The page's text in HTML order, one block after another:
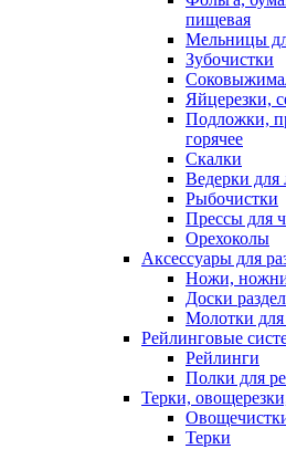
пищевая
Мельницы
Зубочистки
Яйцерезки,
Подложки,
горячее
Скалки
Ведерки для
Рыбочистки
Прессы для
Орехоколы
Аксессуары для
Ножи,
Доски
Молотки для
Рейлинговые
Рейлинги
Полки для
Терки,
Терки